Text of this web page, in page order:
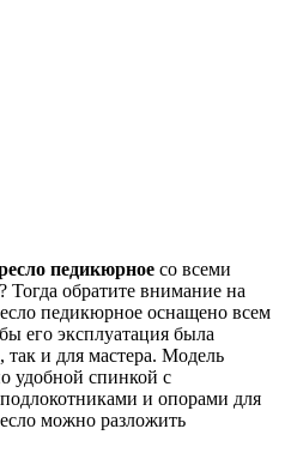
педикюрное со всеми
обратите внимание на
педикюрное оснащено всем
его эксплуатация была
так и для мастера. Модель
удобной спинкой с
и опорами для
можно разложить